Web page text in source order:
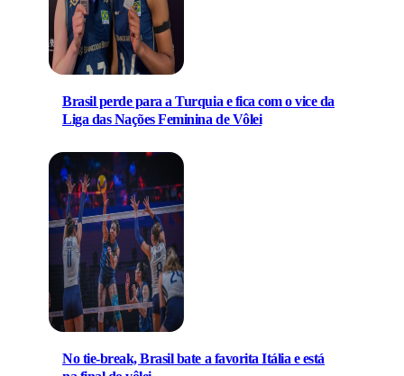
Brasil perde para a Turquia e fica com o vice da
Liga das Nações Feminina de Vôlei
No tie-break, Brasil bate a favorita Itália e está